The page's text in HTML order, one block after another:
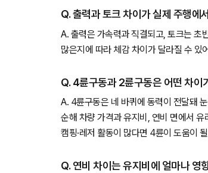
Q. 출력과 토크 차이가 실제 주행에
A. 출력은 가속력과 직결되고, 토크는 초
많은지에 따라 체감 차이가 달라질 수 있
Q. 4륜구동과 2륜구동은 어떤 차이
A. 4륜구동은 네 바퀴에 동력이 전달돼
순해 차량 가격과 유지비, 연비 면에서
캠핑·레저 활동이 많다면 4륜이 도움이
Q. 연비 차이는 유지비에 얼마나 영